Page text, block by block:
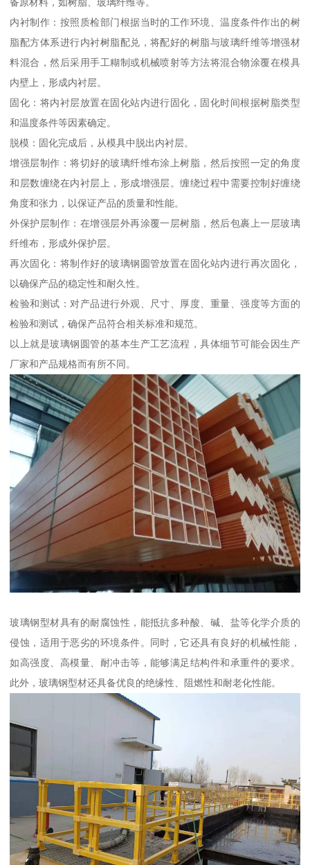
内衬制作：按照质检部门根据当时的工作环境、温度条件作出的树
脂配方体系进行内衬树脂配兑，将配好的树脂与玻璃纤维等增强材
料混合，然后采用手工糊制或机械喷射等方法将混合物涂覆在模具
内壁上，形成内衬层。
固化：将内衬层放置在固化站内进行固化，固化时间根据树脂类型
和温度条件等因素确定。
脱模：固化完成后，从模具中脱出内衬层。
增强层制作：将切好的玻璃纤维布涂上树脂，然后按照一定的角度
和层数缠绕在内衬层上，形成增强层。缠绕过程中需要控制好缠绕
角度和张力，以保证产品的质量和性能。
外保护层制作：在增强层外再涂覆一层树脂，然后包裹上一层玻璃
纤维布，形成外保护层。
再次固化：将制作好的玻璃钢圆管放置在固化站内进行再次固化，
以确保产品的稳定性和耐久性。
检验和测试：对产品进行外观、尺寸、厚度、重量、强度等方面的
检验和测试，确保产品符合相关标准和规范。
以上就是玻璃钢圆管的基本生产工艺流程，具体细节可能会因生产
厂家和产品规格而有所不同。
玻璃钢型材具有的耐腐蚀性，能抵抗多种酸、碱、盐等化学介质的
侵蚀，适用于恶劣的环境条件。同时，它还具有良好的机械性能，
如高强度、高模量、耐冲击等，能够满足结构件和承重件的要求。
此外，玻璃钢型材还具备优良的绝缘性、阻燃性和耐老化性能。